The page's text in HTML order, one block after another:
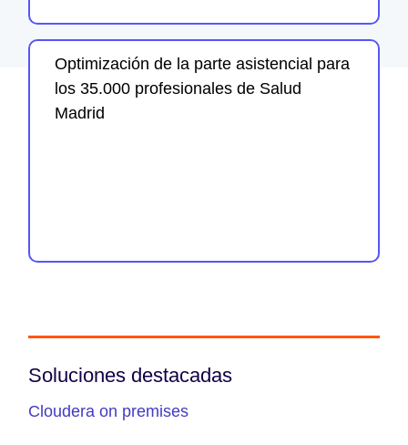
Optimización de la parte asistencial para
los 35.000 profesionales de Salud
Madrid
Soluciones destacadas
Cloudera on premises